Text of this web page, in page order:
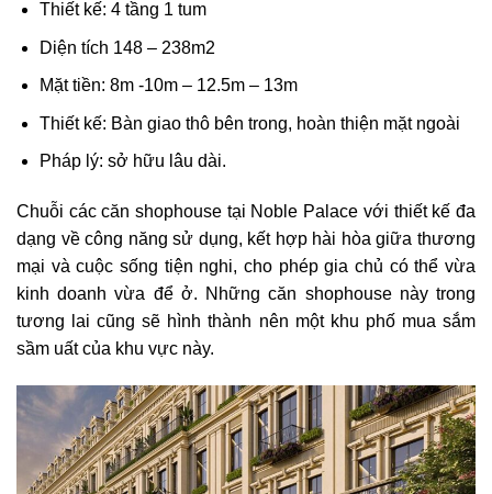
Thiết kế: 4 tầng 1 tum
Diện tích 148 – 238m2
Mặt tiền: 8m -10m – 12.5m – 13m
Thiết kế: Bàn giao thô bên trong, hoàn thiện mặt ngoài
Pháp lý: sở hữu lâu dài.
Chuỗi các căn shophouse tại Noble Palace với thiết kế đa
dạng về công năng sử dụng, kết hợp hài hòa giữa thương
mại và cuộc sống tiện nghi, cho phép gia chủ có thể vừa
kinh doanh vừa để ở. Những căn shophouse này trong
tương lai cũng sẽ hình thành nên một khu phố mua sắm
sầm uất của khu vực này.